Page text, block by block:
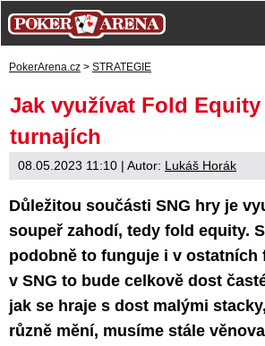
PokerArena.cz > STRATEGIE
Jak využívat Fold Equity
turnajích
08.05.2023 11:10 | Autor: Lukáš Horák
Důležitou součásti SNG hry je
soupeř zahodí, tedy fold equity.
podobně to funguje i v ostatních
v SNG to bude celkově dost
jak se hraje s dost malými
různě mění, musíme stále